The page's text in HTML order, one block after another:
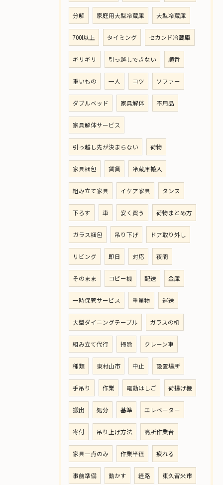
分解 家庭用大型冷蔵庫 大型冷蔵庫
700l以上 タイミング セカンド冷蔵庫
ギリギリ 引っ越しできない 順番
重いもの 一人 コツ ソファー
ダブルベッド 家具解体 不用品
家具解体サービス
引っ越し先が決まらない 荷物
家具梱包 賃貸 冷蔵庫搬入
組み立て家具 イケア家具 タンス
下ろす 車 安く買う 荷物まとめ方
ガラス梱包 吊り下げ ドア取り外し
リビング 即日 対応 夜間
そのまま コピー機 配送 金庫
一時保管サービス 重量物 運送
大型ダイニングテーブル ガラスの机
組み立て代行 掃除 クレーン車
種類 東村山市 中止 設置場所
手吊り 作業 電動はしご 荷揚げ機
搬出 処分 基準 エレベーター
寄付 吊り上げ方法 高所作業台
家具一点のみ 作業半径 疲れる
事前準備 動かす 経路 東久留米市